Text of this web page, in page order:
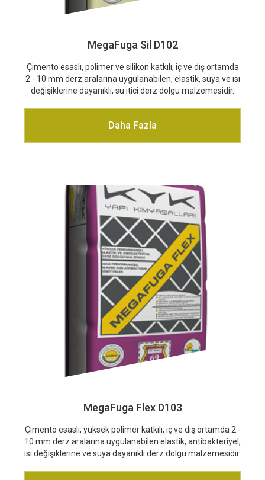
MegaFuga Sil D102
Çimento esaslı, polimer ve silikon katkılı, iç ve dış ortamda
2 - 10 mm derz aralarına uygulanabilen, elastik, suya ve ısı
değişiklerine dayanıklı, su itici derz dolgu malzemesidir.
Daha Fazla
MegaFuga Flex D103
Çimento esaslı, yüksek polimer katkılı, iç ve dış ortamda 2 -
10 mm derz aralarına uygulanabilen elastik, antibakteriyel,
ısı değişiklerine ve suya dayanıklı derz dolgu malzemesidir.